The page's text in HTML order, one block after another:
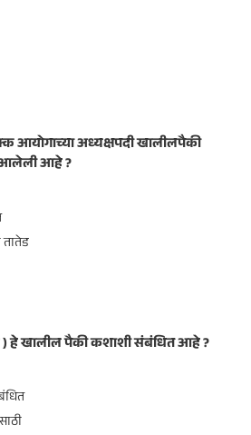
आयोगाच्या अध्यक्षपदी खालीलपैकी
आलेली आहे ?
तातेड
हे खालील पैकी कशाशी संबंधित आहे ?